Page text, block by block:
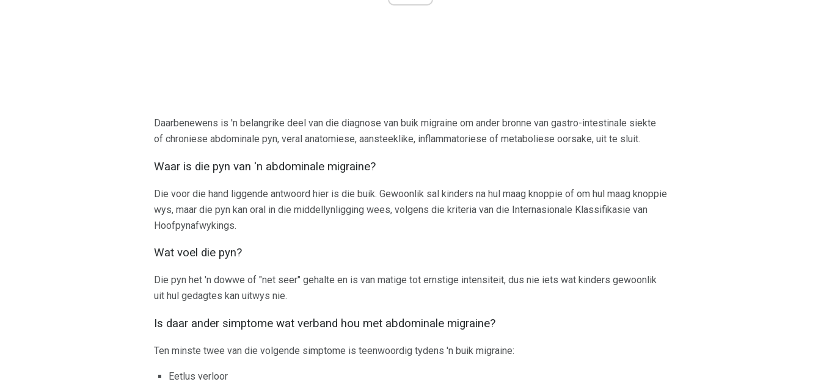
Daarbenewens is 'n belangrike deel van die diagnose van buik migraine om ander bronne van gastro-intestinale siekte
of chroniese abdominale pyn, veral anatomiese, aansteeklike, inflammatoriese of metaboliese oorsake, uit te sluit.
Waar is die pyn van 'n abdominale migraine?
Die voor die hand liggende antwoord hier is die buik. Gewoonlik sal kinders na hul maag knoppie of om hul maag knoppie
wys, maar die pyn kan oral in die middellynligging wees, volgens die kriteria van die Internasionale Klassifikasie van
Hoofpynafwykings.
Wat voel die pyn?
Die pyn het 'n dowwe of "net seer" gehalte en is van matige tot ernstige intensiteit, dus nie iets wat kinders gewoonlik
uit hul gedagtes kan uitwys nie.
Is daar ander simptome wat verband hou met abdominale migraine?
Ten minste twee van die volgende simptome is teenwoordig tydens 'n buik migraine:
Eetlus verloor